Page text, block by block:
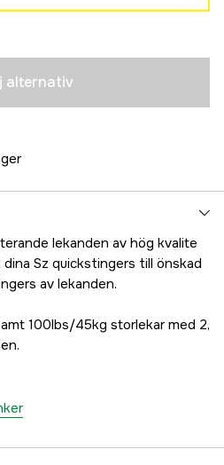
alternativ
lekanden av hög kvalite
Sz quickstingers till önskad
av lekanden.
100lbs/45kg storlekar med 2,